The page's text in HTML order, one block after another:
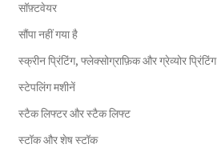
सॉफ़्टवेयर
सौंपा नहीं गया है
स्क्रीन प्रिंटिंग, फ्लेक्सोग्राफ़िक और ग्रेव्योर प्रिंटिंग
स्टेपलिंग मशीनें
स्टैक लिफ्टर और स्टैक लिफ्ट
स्टॉक और शेष स्टॉक